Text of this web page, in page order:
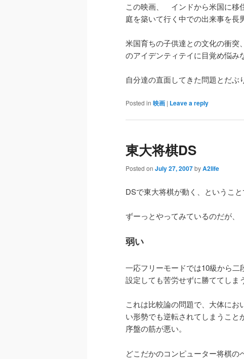
この映画、 インドから米国に移
庭を築いて行く中での出来事を
米国育ちの子供達との文化の衝
のアイデンティテイに目覚め悩み
自分達の直面してきた問題とだぶ
Posted in 映画 | Leave a reply
東大将棋DS
Posted on July 27, 2007byA2life
DSで東大将棋が動く、というこ
ずーっとやってみているのだが、
弱い
一応フリーモードでは10級から
設定しても苦労せずに勝ててし
これは比較論の問題で、大体に
い形勢でも逆転されてしまうこ
序盤の筋が悪い。
どこだかのコンピューター将棋